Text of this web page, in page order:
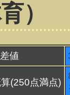
）
値
(250点満点)